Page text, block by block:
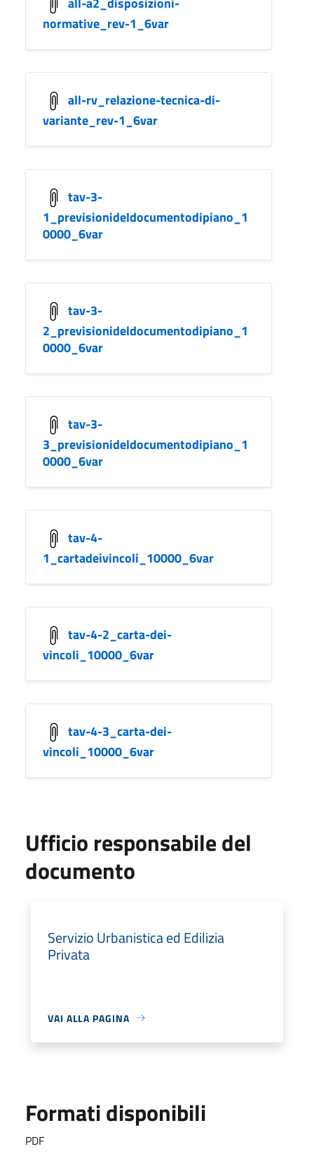
normative_rev-1_6var
all-rv_relazione-tecnica-di-
variante_rev-1_6var
tav-3-
1_previsionideldocumentodipiano_1
0000_6var
tav-3-
2_previsionideldocumentodipiano_1
0000_6var
tav-3-
3_previsionideldocumentodipiano_1
0000_6var
tav-4-
1_cartadeivincoli_10000_6var
tav-4-2_carta-dei-
vincoli_10000_6var
tav-4-3_carta-dei-
vincoli_10000_6var
Ufficio responsabile del
documento
Servizio Urbanistica ed Edilizia
Privata
VAI ALLA PAGINA
Formati disponibili
PDF